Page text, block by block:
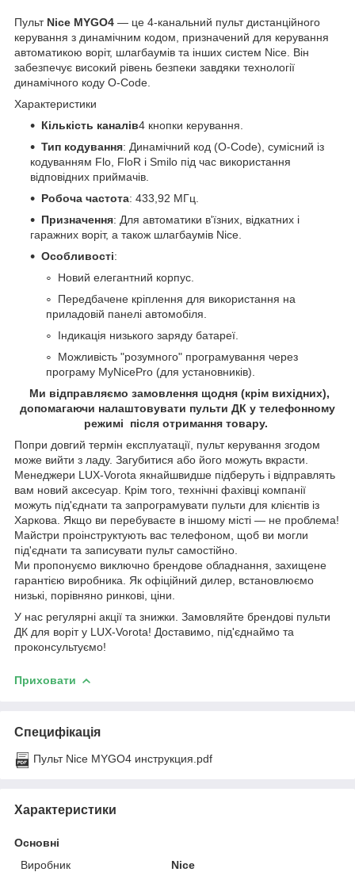
Пульт Nice MYGO4 — це 4-канальний пульт дистанційного
керування з динамічним кодом, призначений для керування
автоматикою воріт, шлагбаумів та інших систем Nice. Він
забезпечує високий рівень безпеки завдяки технології
динамічного коду O-Code.
Характеристики
Кількість каналів4 кнопки керування.
Тип кодування: Динамічний код (O-Code), сумісний із
кодуванням Flo, FloR і Smilo під час використання
відповідних приймачів.
Робоча частота: 433,92 МГц.
Призначення: Для автоматики в'їзних, відкатних і
гаражних воріт, а також шлагбаумів Nice.
Особливості:
Новий елегантний корпус.
Передбачене кріплення для використання на
приладовій панелі автомобіля.
Індикація низького заряду батареї.
Можливість "розумного" програмування через
програму MyNicePro (для установників).
Ми відправляємо замовлення щодня (крім вихідних),
допомагаючи налаштовувати пульти ДК у телефонному
режимі після отримання товару.
Попри довгий термін експлуатації, пульт керування згодом
може вийти з ладу. Загубитися або його можуть вкрасти.
Менеджери LUX-Vorota якнайшвидше підберуть і відправлять
вам новий аксесуар. Крім того, технічні фахівці компанії
можуть під'єднати та запрограмувати пульти для клієнтів із
Харкова. Якщо ви перебуваєте в іншому місті — не проблема!
Майстри проінструктують вас телефоном, щоб ви могли
під'єднати та записувати пульт самостійно.
Ми пропонуємо виключно брендове обладнання, захищене
гарантією виробника. Як офіційний дилер, встановлюємо
низькі, порівняно ринкові, ціни.
У нас регулярні акції та знижки. Замовляйте брендові пульти
ДК для воріт у LUX-Vorota! Доставимо, під'єднаймо та
проконсультуємо!
Приховати
Специфікація
Пульт Nice MYGO4 инструкция.pdf
Характеристики
Основні
Виробник
Nice